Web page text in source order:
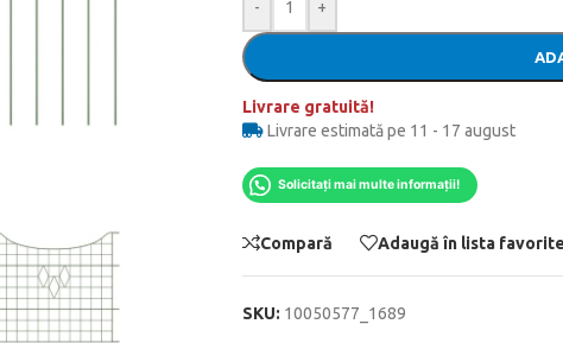
- +
Livrare gratuită!
Livrare estimată pe 11 - 17 august
Solicitați mai multe informații!
Compară Adaugă în lista favorite
SKU: 10050577_1689